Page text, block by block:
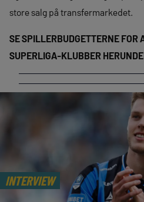
store salg på transfermarkedet.
SE SPILLERBUDGETTERNE FOR
SUPERLIGA-KLUBBER
INTERVIEW